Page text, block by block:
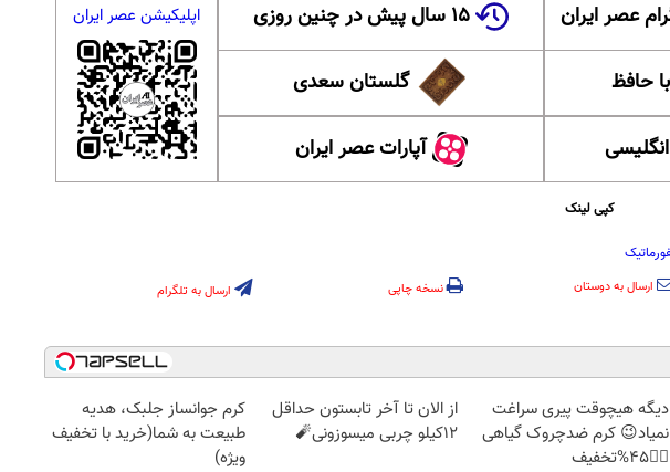
عصر ایران ۱۵ سال پیش در چنین روزی
حافظ گلستان سعدی
آپارات عصر ایران
اپلیکیشن عصر ایران
کپی لینک
ارسال به دوستان نسخه چاپی ارسال به تلگرام
دیگه هیچوقت پیری سراغت
نمیاد😉 کرم ضدچروک گیاهی
👈🏻45%تخفیف
از الان تا آخر تابستون حداقل
12کیلو چربی میسوزونی🧨
کرم جوانساز جلبک، هدیه
طبیعت به شما(خرید با تخفیف
ویژه)